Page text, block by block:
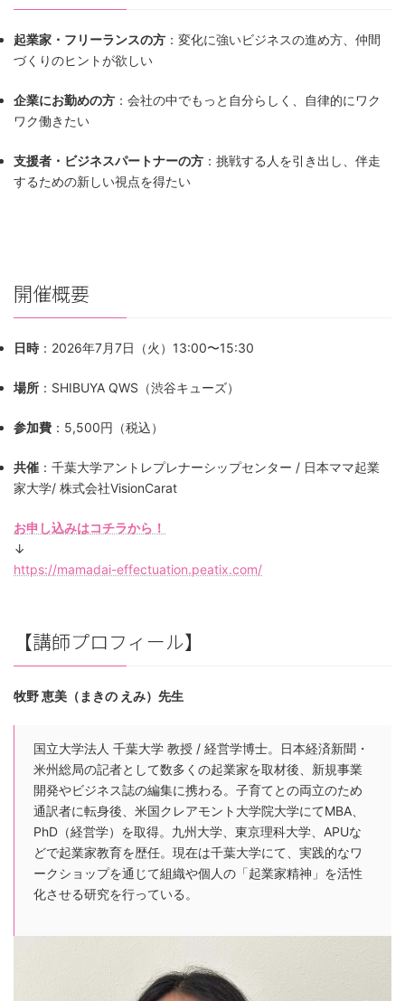
起業家・フリーランスの方 ：変化に強いビジネスの進め方、仲間
づくりのヒントが欲しい
企業にお勤めの方 ：会社の中でもっと自分らしく、自律的にワク
ワク働きたい
支援者・ビジネスパートナーの方 ：挑戦する人を引き出し、伴走
するための新しい視点を得たい
開催概要
日時 ：2026年7月7日（火）13:00〜15:30
場所 ：SHIBUYA QWS（渋谷キューズ）
参加費 ：5,500円（税込）
共催 ：千葉大学アントレプレナーシップセンター / 日本ママ起業
家大学/ 株式会社VisionCarat
お申し込みはコチラから！
↓
https://mamadai-effectuation.peatix.com/
【講師プロフィール】
牧野 恵美（まきの えみ）先生
国立大学法人 千葉大学 教授 / 経営学博士。日本経済新聞・
米州総局の記者として数多くの起業家を取材後、新規事業
開発やビジネス誌の編集に携わる。子育てとの両立のため
通訳者に転身後、米国クレアモント大学院大学にてMBA、
PhD（経営学）を取得。九州大学、東京理科大学、APUな
どで起業家教育を歴任。現在は千葉大学にて、実践的なワ
ークショップを通じて組織や個人の「起業家精神」を活性
化させる研究を行っている。